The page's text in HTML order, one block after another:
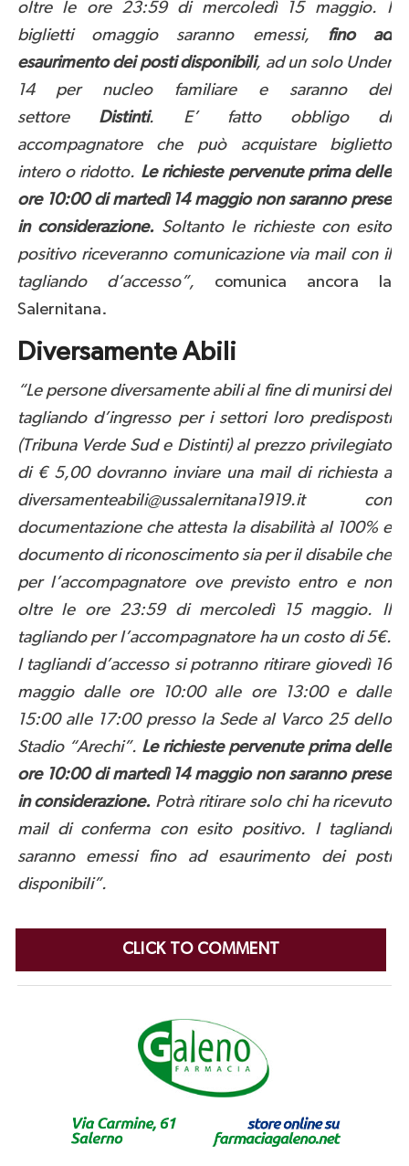
oltre le ore 23:59 di mercoledì 15 maggio. I
biglietti omaggio saranno emessi, fino ad
esaurimento dei posti disponibili, ad un solo Under
14 per nucleo familiare e saranno del
settore Distinti. E’ fatto obbligo di
accompagnatore che può acquistare biglietto
intero o ridotto. Le richieste pervenute prima delle
ore 10:00 di martedì 14 maggio non saranno prese
in considerazione. Soltanto le richieste con esito
positivo riceveranno comunicazione via mail con il
tagliando d’accesso”, comunica ancora la
Salernitana.
Diversamente Abili
“Le persone diversamente abili al fine di munirsi del
tagliando d’ingresso per i settori loro predisposti
(Tribuna Verde Sud e Distinti) al prezzo privilegiato
di € 5,00 dovranno inviare una mail di richiesta a
diversamenteabili@ussalernitana1919.it con
documentazione che attesta la disabilità al 100% e
documento di riconoscimento sia per il disabile che
per l’accompagnatore ove previsto entro e non
oltre le ore 23:59 di mercoledì 15 maggio. Il
tagliando per l’accompagnatore ha un costo di 5€.
I tagliandi d’accesso si potranno ritirare giovedì 16
maggio dalle ore 10:00 alle ore 13:00 e dalle
15:00 alle 17:00 presso la Sede al Varco 25 dello
Stadio “Arechi”. Le richieste pervenute prima delle
ore 10:00 di martedì 14 maggio non saranno prese
in considerazione. Potrà ritirare solo chi ha ricevuto
mail di conferma con esito positivo. I tagliandi
saranno emessi fino ad esaurimento dei posti
disponibili”.
CLICK TO COMMENT